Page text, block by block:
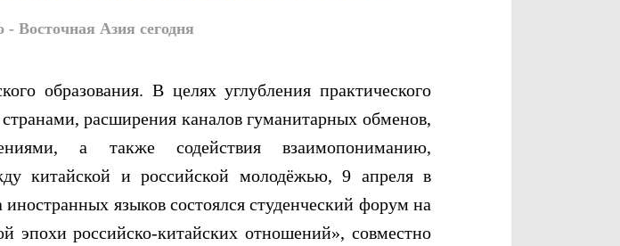
- Восточная Азия сегодня
образования. В целях углубления практического
расширения каналов гуманитарных обменов,
а также содействия взаимопониманию,
китайской и российской молодёжью, 9 апреля в
языков состоялся студенческий форум на
эпохи российско-китайских отношений», совместно